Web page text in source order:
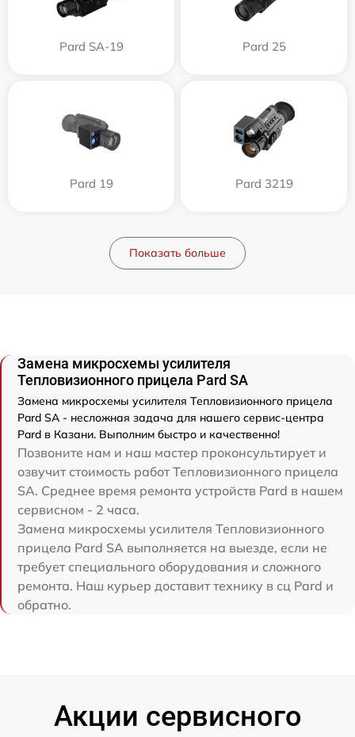
Pard SA-19 Pard 25
Pard 19 Pard 3219
Показать больше
Замена микросхемы усилителя
Тепловизионного прицела Pard SA
Замена микросхемы усилителя Тепловизионного прицела
Pard SA - несложная задача для нашего сервис-центра
Pard в Казани. Выполним быстро и качественно!
Позвоните нам и наш мастер проконсультирует и
озвучит стоимость работ Тепловизионного прицела
SA. Среднее время ремонта устройств Pard в нашем
сервисном - 2 часа.
Замена микросхемы усилителя Тепловизионного
прицела Pard SA выполняется на выезде, если не
требует специального оборудования и сложного
ремонта. Наш курьер доставит технику в сц Pard и
обратно.
Акции сервисного